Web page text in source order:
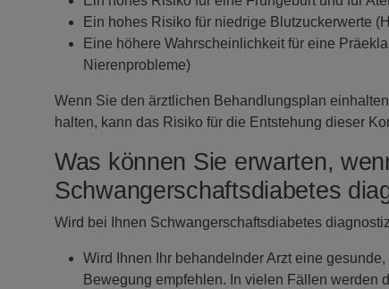
Ein hohes Risiko für niedrige Blutzuckerwerte
Eine höhere Wahrscheinlichkeit für eine
Nierenprobleme)
Wenn Sie den ärztlichen Behandlungsplan
halten, kann das Risiko für die Entstehung dieser
Was können Sie erwarten,
Schwangerschaftsdiabetes
Wird bei Ihnen Schwangerschaftsdiabetes
Wird Ihnen Ihr behandelnder Arzt eine
Bewegung empfehlen. In vielen Fällen werden